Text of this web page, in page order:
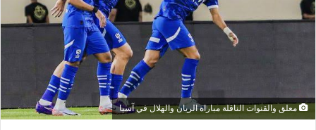
معلق والقنوات الناقلة مباراة الريان والهلال في آسيا